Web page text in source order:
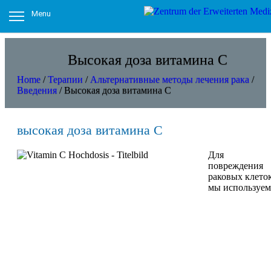
Высокая доза витамина С
Home /Терапии / Альтернативные методы лечения рака /
Введения /Высокая доза витамина С
высокая доза витамина С
Для
повреждения
раковых
мы используем
Menu